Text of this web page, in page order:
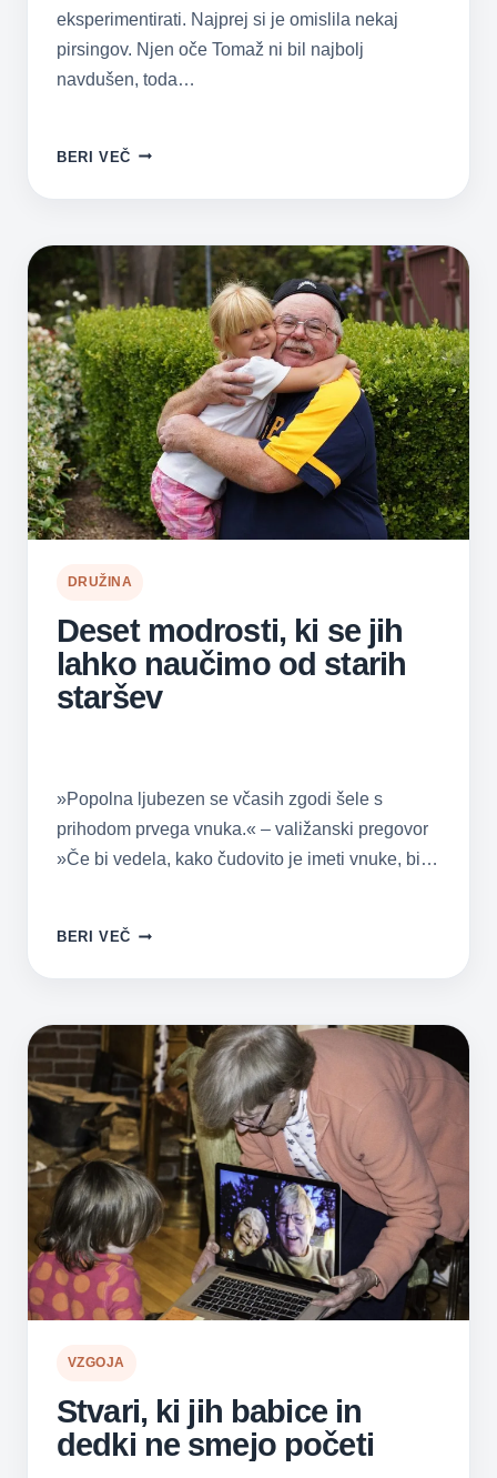
eksperimentirati. Najprej si je omislila nekaj
pirsingov. Njen oče Tomaž ni bil najbolj
navdušen, toda…
BERI VEČ ZAKAJ
STARI
POMEMBNI
DRUŽINA
Deset modrosti, ki se jih
lahko naučimo od starih
staršev
»Popolna ljubezen se včasih zgodi šele s
prihodom prvega vnuka.« – valižanski pregovor
»Če bi vedela, kako čudovito je imeti vnuke, bi…
BERI VEČ DESET
KI
LAHKO
NAUČIMO
OD
STARIH
STARŠEV
VZGOJA
Stvari, ki jih babice in
dedki ne smejo početi